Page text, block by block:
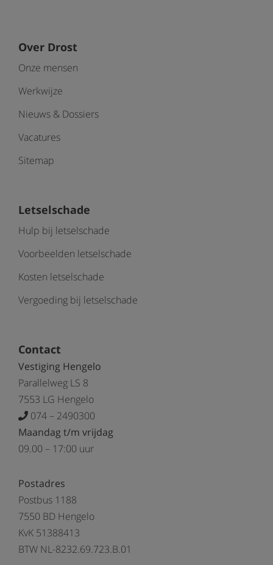
Over Drost
Onze mensen
Werkwijze
Nieuws & Dossiers
Vacatures
Sitemap
Letselschade
Hulp bij letselschade
Voorbeelden letselschade
Kosten letselschade
Vergoeding bij letselschade
Contact
Vestiging Hengelo
Parallelweg LS 8
7553 LG Hengelo
074 – 2490300
Maandag t/m vrijdag
09.00 – 17:00 uur
Postadres
Postbus 1188
7550 BD Hengelo
KvK 51388413
BTW NL-8232.69.723.B.01